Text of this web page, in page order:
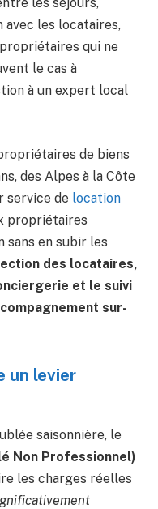
les séjours,
avec les locataires,
qui ne
le cas à
à un expert local
de biens
des Alpes à la Côte
service de location
propriétaires
en subir les
des locataires,
et le suivi
sur-
un levier
saisonnière, le
Non Professionnel)
les charges réelles